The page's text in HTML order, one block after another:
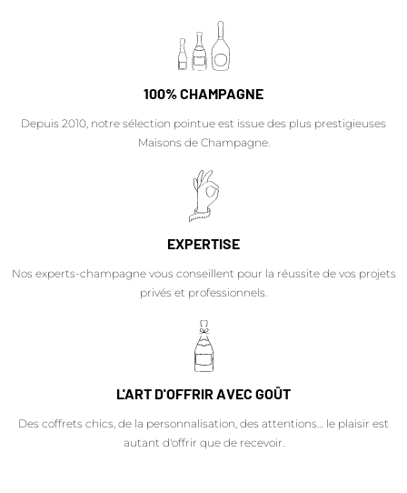
100% CHAMPAGNE
Depuis 2010, notre sélection pointue est issue des plus prestigieuses
Maisons de Champagne.
EXPERTISE
Nos experts-champagne vous conseillent pour la réussite de vos projets
privés et professionnels.
L'ART D'OFFRIR AVEC GOÛT
Des coffrets chics, de la personnalisation, des attentions… le plaisir est
autant d'offrir que de recevoir.